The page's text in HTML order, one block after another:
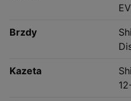
EV
Brzdy
Kazeta